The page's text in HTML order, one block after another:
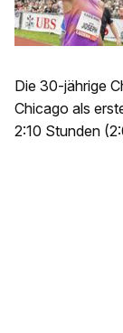
Die 30-jährige
Chicago als
2:10 Stunden